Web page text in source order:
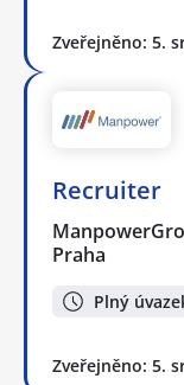
Zveřejněno: 5.
Recruiter
Praha
Plný
Zveřejněno: 5.